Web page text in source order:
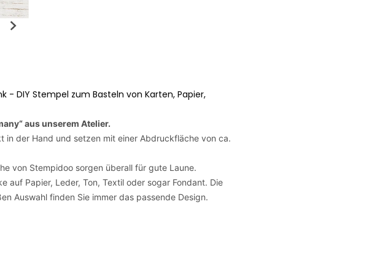
DIY Stempel zum Basteln von Karten, Papier,
aus unserem Atelier.
in der Hand und setzen mit einer Abdruckfläche von ca.
von Stempidoo sorgen überall für gute Laune.
auf Papier, Leder, Ton, Textil oder sogar Fondant. Die
Auswahl finden Sie immer das passende Design.